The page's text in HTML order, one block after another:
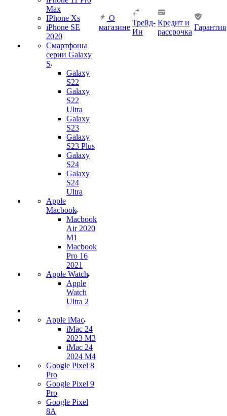
Max
IPhone Xs
iPhone SE
2020
Смартфоны
серии Galaxy
S
Galaxy
S22
Galaxy
S22
Ultra
Galaxy
S23
Galaxy
S23 Plus
Galaxy
S24
Galaxy
S24
Ultra
Apple
Macbook
Macbook
Air 2020
M1
Macbook
Pro 16
2021
Apple Watch
Apple
Watch
Ultra 2
Apple iMac
iMac 24
2023 M3
iMac 24
2024 M4
Google Pixel 8
Pro
Google Pixel 9
Pro
Google Pixel
8A
О
магазине
Трейд-
Ин
Кредит и
рассрочка
Гарантия